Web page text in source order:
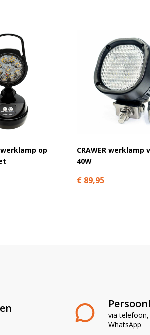
op
CRAWER werklamp
40W
€ 89,95
via
WhatsApp